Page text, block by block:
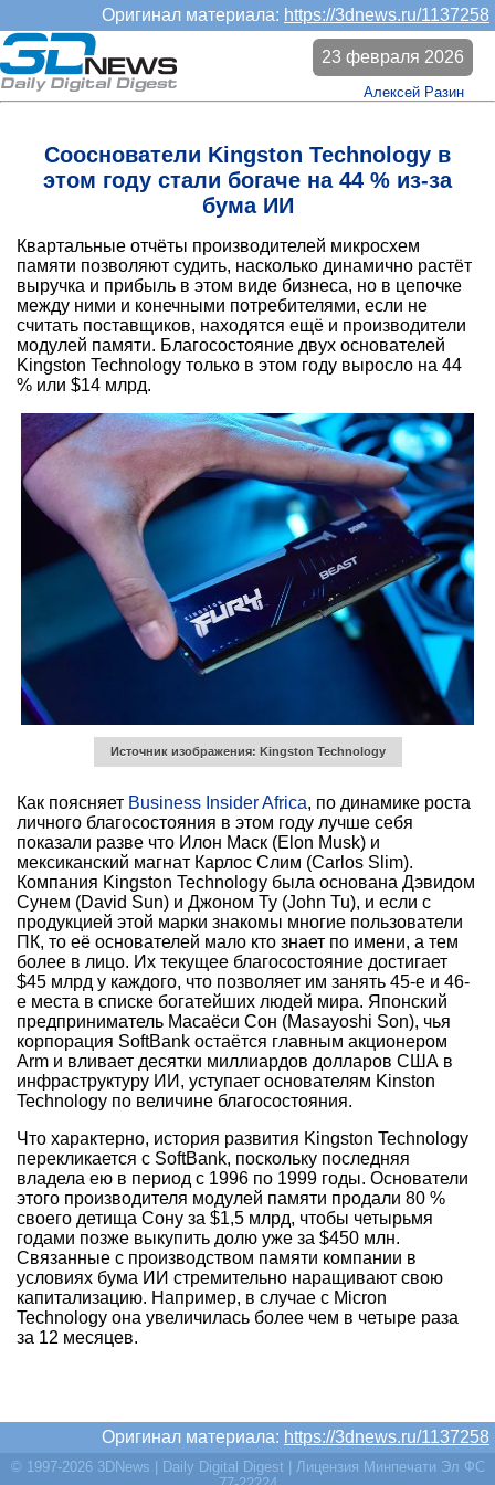
Оригинал материала: https://3dnews.ru/1137258
Сооснователи Kingston Technology в
этом году стали богаче на 44 % из-за
бума ИИ
23 февраля 2026
Алексей Разин
Квартальные отчёты производителей микросхем
памяти позволяют судить, насколько динамично растёт
выручка и прибыль в этом виде бизнеса, но в цепочке
между ними и конечными потребителями, если не
считать поставщиков, находятся ещё и производители
модулей памяти. Благосостояние двух основателей
Kingston Technology только в этом году выросло на 44
% или $14 млрд.
Источник изображения: Kingston Technology
Как поясняет Business Insider Africa, по динамике роста
личного благосостояния в этом году лучше себя
показали разве что Илон Маск (Elon Musk) и
мексиканский магнат Карлос Слим (Carlos Slim).
Компания Kingston Technology была основана Дэвидом
Сунем (David Sun) и Джоном Ту (John Tu), и если с
продукцией этой марки знакомы многие пользователи
ПК, то её основателей мало кто знает по имени, а тем
более в лицо. Их текущее благосостояние достигает
$45 млрд у каждого, что позволяет им занять 45-е и 46-
е места в списке богатейших людей мира. Японский
предприниматель Масаёси Сон (Masayoshi Son), чья
корпорация SoftBank остаётся главным акционером
Arm и вливает десятки миллиардов долларов США в
инфраструктуру ИИ, уступает основателям Kinston
Technology по величине благосостояния.
Что характерно, история развития Kingston Technology
перекликается с SoftBank, поскольку последняя
владела ею в период с 1996 по 1999 годы. Основатели
этого производителя модулей памяти продали 80 %
своего детища Сону за $1,5 млрд, чтобы четырьмя
годами позже выкупить долю уже за $450 млн.
Связанные с производством памяти компании в
условиях бума ИИ стремительно наращивают свою
капитализацию. Например, в случае с Micron
Technology она увеличилась более чем в четыре раза
за 12 месяцев.
Оригинал материала: https://3dnews.ru/1137258
© 1997-2026 3DNews | Daily Digital Digest | Лицензия Минпечати Эл ФС